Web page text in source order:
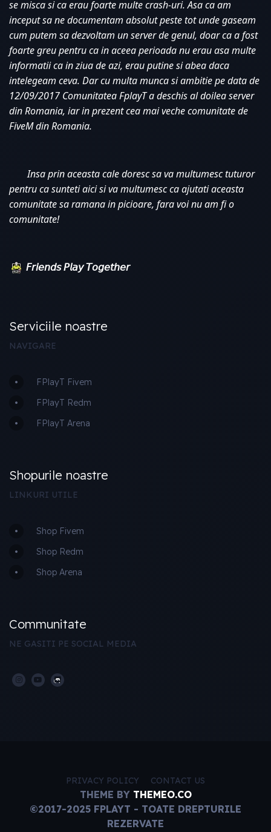
se misca si ca erau foarte multe crash-uri. Asa ca am
inceput sa ne documentam absolut peste tot unde gaseam
cum putem sa dezvoltam un server de genul, doar ca a fost
foarte greu pentru ca in aceea perioada nu erau asa multe
informatii ca in ziua de azi, erau putine si abea daca
intelegeam ceva. Dar cu multa munca si ambitie pe data de
12/09/2017 Comunitatea FplayT a deschis al doilea server
din Romania, iar in prezent cea mai veche comunitate de
FiveM din Romania.
Insa prin aceasta cale doresc sa va multumesc tuturor
pentru ca sunteti aici si va multumesc ca ajutati aceasta
comunitate sa ramana in picioare, fara voi nu am fi o
comunitate!
𝘍𝘳𝘪𝘦𝘯𝘥𝘴 𝘗𝘭𝘢𝘺 𝘛𝘰𝘨𝘦𝘵𝘩𝘦𝘳
Serviciile noastre
NAVIGARE
FPlayT Fivem
FPlayT Redm
FPlayT Arena
Shopurile noastre
LINKURI UTILE
Shop Fivem
Shop Redm
Shop Arena
Communitate
NE GASITI PE SOCIAL MEDIA
PRIVACY POLICY CONTACT US
THEME BY THEMEO.CO
©2017-2025 FPLAYT - TOATE DREPTURILE
REZERVATE